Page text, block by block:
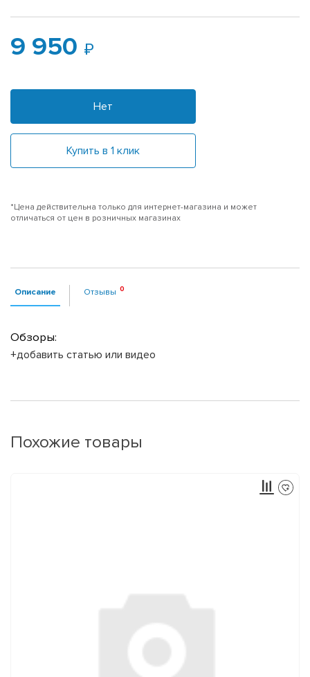
9 950
Нет
Купить в 1 клик
*Цена действительна только для интернет-магазина и может
отличаться от цен в розничных магазинах
Описание Отзывы
Обзоры:
+добавить статью или видео
Похожие товары